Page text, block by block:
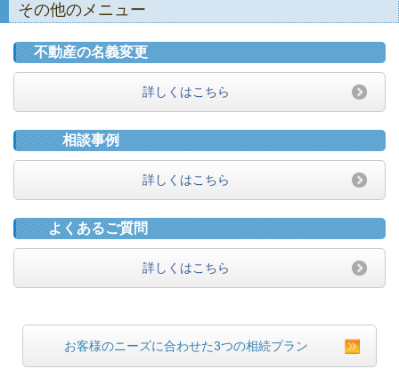
その他のメニュー
不動産の名義変更
詳しくはこちら
相談事例
詳しくはこちら
よくあるご質問
詳しくはこちら
お客様のニーズに合わせた3つの相続プラン